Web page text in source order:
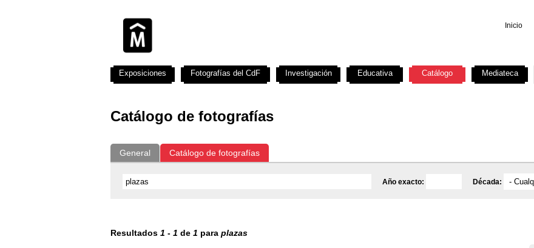
Inicio
Catálogo de fotografías
General Catálogo de fotografías
Año exacto: Década:
Resultados 1 - 1 de 1 para plazas
Exposiciones Fotografías del CdF Investigación Educativa Catálogo Mediateca